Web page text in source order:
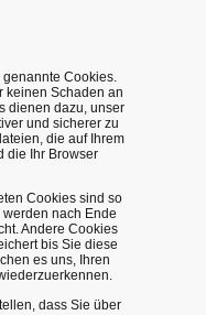
Cookies.
keinen Schaden an
dienen dazu, unser
und sicherer zu
die auf Ihrem
die Ihr Browser
Cookies sind so
werden nach Ende
Andere Cookies
bis Sie diese
es uns, Ihren
dass Sie über